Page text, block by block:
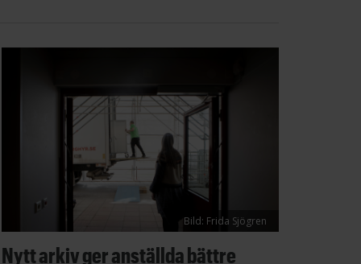
Bild: Frida Sjögren
Nytt arkiv ger anställda bättre